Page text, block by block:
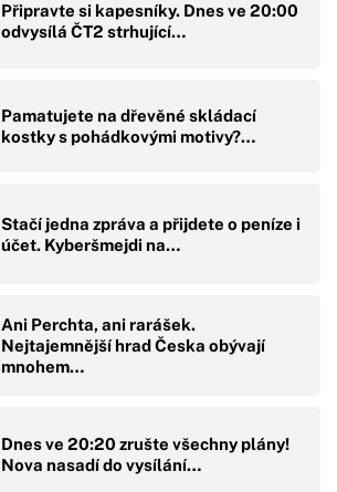
Připravte si kapesníky. Dnes ve 20:00
odvysílá ČT2 strhující…
Pamatujete na dřevěné skládací
kostky s pohádkovými motivy?…
Stačí jedna zpráva a přijdete o peníze i
účet. Kyberšmejdi na…
Ani Perchta, ani rarášek.
Nejtajemnější hrad Česka obývají
mnohem…
Dnes ve 20:20 zrušte všechny plány!
Nova nasadí do vysílání…